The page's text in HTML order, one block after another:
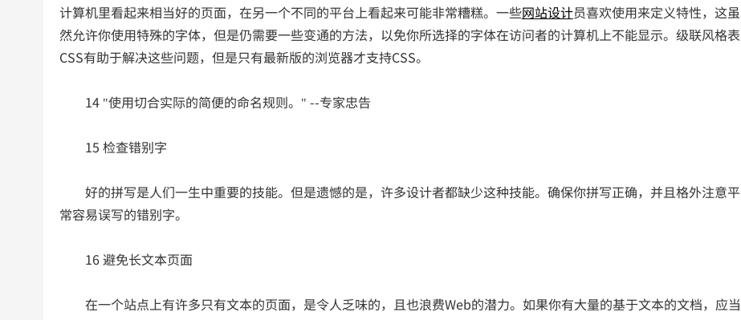
计算机里看起来相当好的页面，在另一个不同的平台上看起来可能非常糟糕。一些网站设计员喜欢使用来定义特性，这虽
然允许你使用特殊的字体，但是仍需要一些变通的方法，以免你所选择的字体在访问者的计算机上不能显示。级联风格表
CSS有助于解决这些问题，但是只有最新版的浏览器才支持CSS。
14 "使用切合实际的简便的命名规则。" --专家忠告
15 检查错别字
好的拼写是人们一生中重要的技能。但是遗憾的是，许多设计者都缺少这种技能。确保你拼写正确，并且格外注意平
常容易误写的错别字。
16 避免长文本页面
在一个站点上有许多只有文本的页面，是令人乏味的，且也浪费Web的潜力。如果你有大量的基于文本的文档，应当